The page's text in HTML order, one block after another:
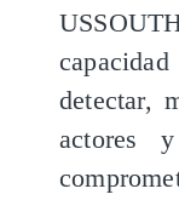
detectar,
actores